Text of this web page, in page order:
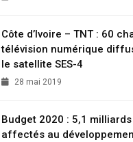
Côte d’Ivoire – TNT : 60
télévision numérique
le satellite SES-4
28 mai 2019
Budget 2020 : 5,1 milliards
affectés au